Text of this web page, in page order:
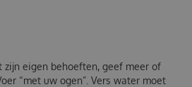
eigen behoeften, geef meer of
“met uw ogen”. Vers water moet